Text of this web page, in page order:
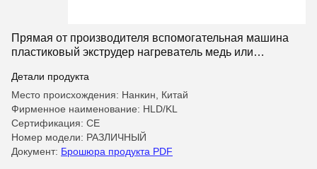
Прямая от производителя вспомогательная машина
пластиковый экструдер нагреватель медь или
Детали продукта
Место происхождения: Нанкин, Китай
Фирменное наименование: HLD/KL
Сертификация: CE
Номер модели: РАЗЛИЧНЫЙ
Документ: Брошюра продукта PDF